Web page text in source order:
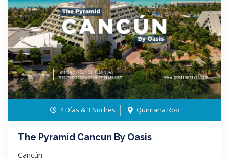
4 Días & 3 Noches Quintana Roo
The Pyramid Cancun By Oasis
Cancún